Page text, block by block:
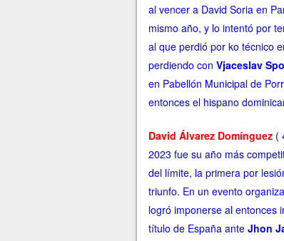
al vencer a David Soria en
mismo año, y lo intentó por
al que perdió por ko técnico
perdiendo con Vjaceslav
en Pabellón Municipal de
entonces el hispano
David Álvarez Domínguez (
2023 fue su año más
del límite, la primera por
triunfo. En un evento
logró imponerse al entonces
título de España ante Jhon